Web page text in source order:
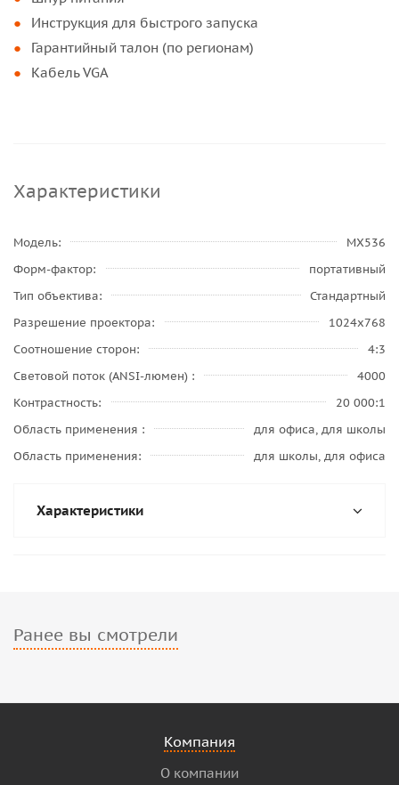
Инструкция для быстрого запуска
Гарантийный талон (по регионам)
Кабель VGA
Характеристики
Модель
MX536
Форм-фактор
портативный
Тип объектива
Стандартный
Разрешение проектора
1024x768
Соотношение сторон
4:3
Световой поток (ANSI-люмен)
4000
Контрастность
20 000:1
Область применения
для офиса, для школы
Область применения
для школы, для офиса
Характеристики
Ранее вы смотрели
Компания
О компании